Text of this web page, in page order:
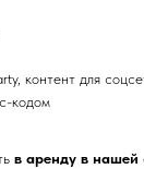
контент для
кодом
в аренду в нашей